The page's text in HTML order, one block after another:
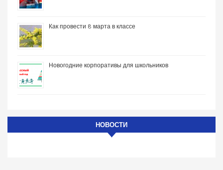
Как провести 8 марта в классе
Новогодние корпоративы для школьников
НОВОСТИ